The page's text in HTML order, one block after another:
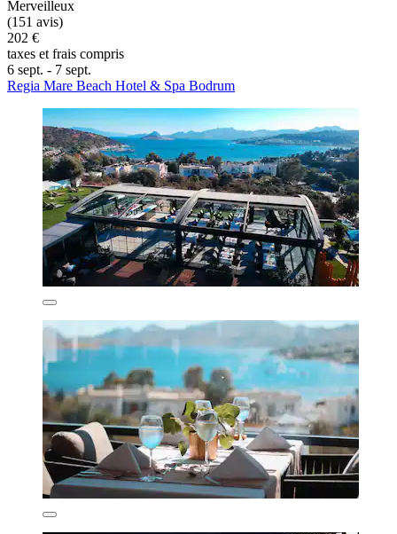
Merveilleux
(151 avis)
202 €
taxes et frais compris
6 sept. - 7 sept.
Regia Mare Beach Hotel & Spa Bodrum